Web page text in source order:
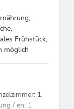
Frühstück,
möglich
1,
/ en: 1